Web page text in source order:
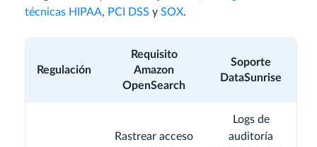
técnicas HIPAA, PCI DSS y SOX.
Regulación
Requisito
Amazon
OpenSearch
Soporte
DataSunrise
Rastrear acceso
Logs de
auditoría